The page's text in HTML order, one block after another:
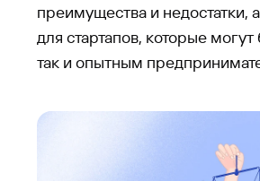
преимущества и недостатки,
для стартапов, которые
так и опытным